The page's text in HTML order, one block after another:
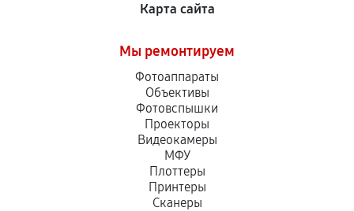
Карта сайта
Мы ремонтируем
Фотоаппараты
Объективы
Фотовспышки
Проекторы
Видеокамеры
МФУ
Плоттеры
Принтеры
Сканеры